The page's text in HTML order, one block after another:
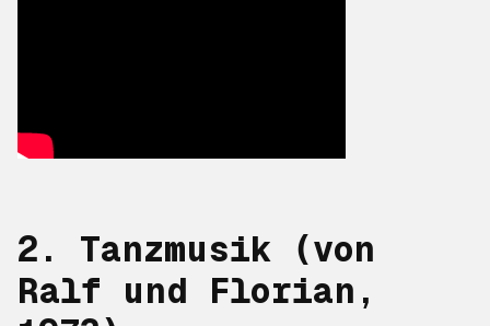
2. Tanzmusik (von
Ralf und Florian ,